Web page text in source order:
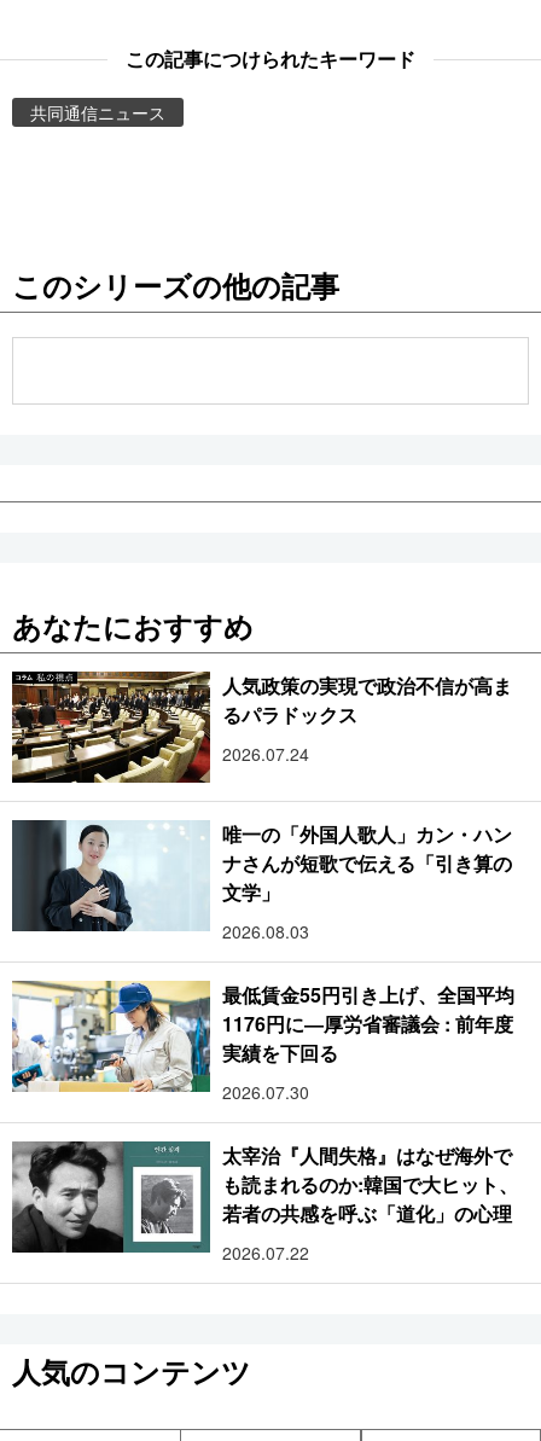
お知らせ
この記事につけられたキーワード
共同通信ニュース
このシリーズの他の記事
あなたにおすすめ
人気政策の実現で政治不信が高ま
るパラドックス
2026.07.24
唯一の「外国人歌人」カン・ハン
ナさんが短歌で伝える「引き算の
文学」
2026.08.03
最低賃金55円引き上げ、全国平均
1176円に―厚労省審議会 : 前年度
実績を下回る
2026.07.30
太宰治『人間失格』はなぜ海外で
も読まれるのか:韓国で大ヒット、
若者の共感を呼ぶ「道化」の心理
2026.07.22
人気のコンテンツ